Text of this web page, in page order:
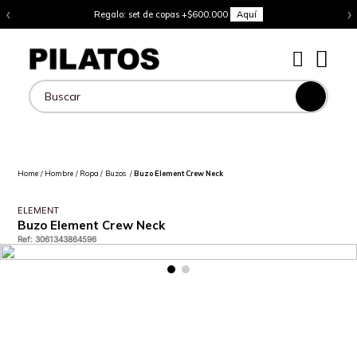
‹ Regalo: set de copas +$600.000 Aquí ›
Buscar
Hombre Ropa Buzos Buzo Element Crew Neck
ELEMENT
Buzo Element Crew Neck
Ref: 3061343864596